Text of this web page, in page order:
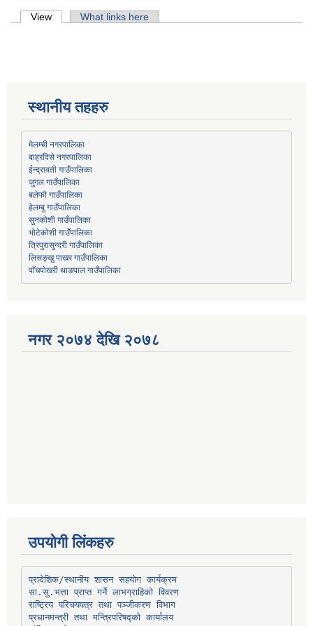
Primary tabs
View (active tab)What links here
स्थानीय तहहरु
मेलम्ची नगरपालिका
बाह्रविसे नगरपालिका
ईन्द्रावती गाउँपालिका
जुगल गाउँपालिका
बलेफी गाउँपालिका
हेलम्बु गाउँपालिका
सुनकोशी गाउँपालिका
भोटेकोशी गाउँपालिका
त्रिपुरासुन्दरी गाउँपालिका
लिसङ्खु पाखर गाउँपालिका
पाँचपोखरी थाङपाल गाउँपालिका
नगर २०७४ देखि २०७८
उपयोगी लिंकहरु
प्रादेशिक/स्थानीय शासन सहयोग कार्यक्रम
सा.सु.भत्ता प्राप्त गर्ने लाभग्राहिको विवरण
राष्ट्रिय परिचयपत्र तथा पञ्‍जीकरण विभाग
प्रधानमन्त्री तथा मन्त्रिपरिषद्को कार्यालय